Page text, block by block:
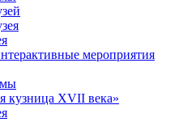
мероприятия
кузница XVII века»